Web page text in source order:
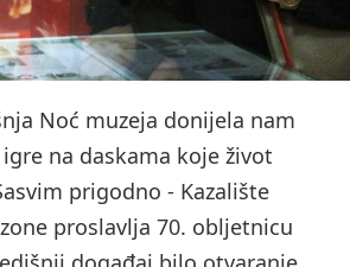
Noć muzeja donijela nam
na daskama koje život
prigodno - Kazalište
proslavlja 70. obljetnicu